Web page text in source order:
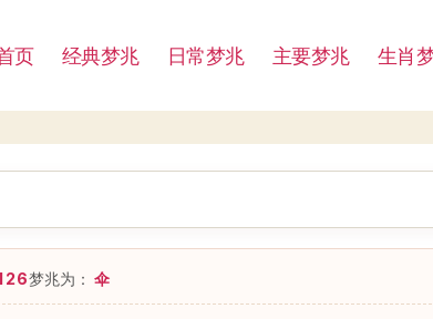
页 经典梦兆 日常梦兆 主要梦兆 生肖
梦兆为：伞